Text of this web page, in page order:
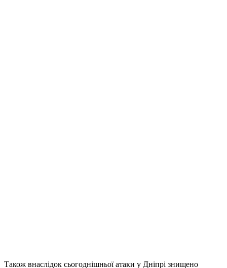
Також внаслідок сьогоднішньої атаки у Дніпрі знищено